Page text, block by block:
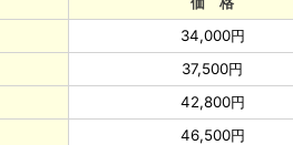
34,000円
37,500円
42,800円
46,500円